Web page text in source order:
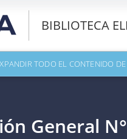
BIBLIOTECA
TODO EL CONTENIDO
General